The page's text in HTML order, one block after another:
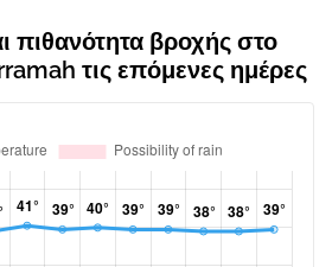
πιθανότητα βροχής στο
τις επόμενες ημέρες